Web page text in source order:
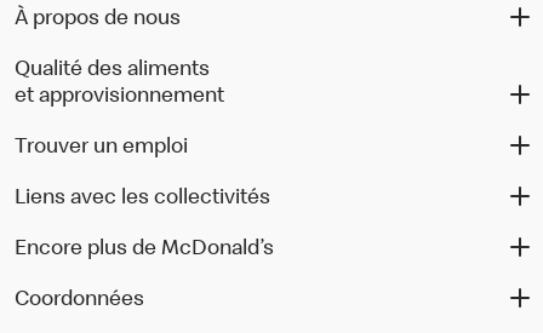
À propos de nous
Qualité des aliments
et approvisionnement
Trouver un emploi
Liens avec les collectivités
Encore plus de McDonald’s
Coordonnées